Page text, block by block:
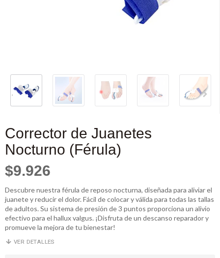
Corrector de Juanetes
Nocturno (Férula)
$9.926
Descubre nuestra férula de reposo nocturna, diseñada para aliviar el
juanete y reducir el dolor. Fácil de colocar y válida para todas las tallas
de adultos. Su sistema de presión de 3 puntos proporciona un alivio
efectivo para el hallux valgus. ¡Disfruta de un descanso reparador y
promueve la mejora de tu bienestar!
VER DETALLES